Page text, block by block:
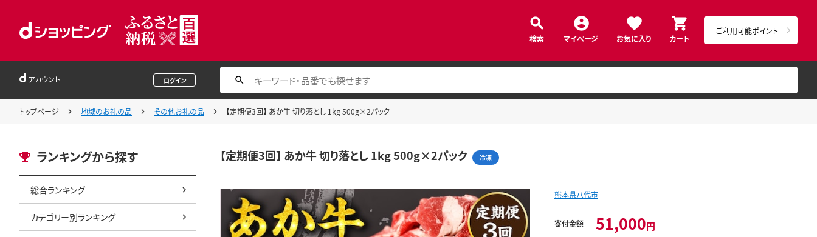
検索 マイページ お気に入り カート
ご利用可能ポイント
アカウント ログイン
トップページ 地域のお礼の品 その他お礼の品 【定期便3回】 あか牛 切り落とし 1kg 500g×2パック
ランキングから探す
総合ランキング
カテゴリー別ランキング
【定期便3回】 あか牛 切り落とし 1kg 500g×2パック 冷凍
熊本県八代市
寄付金額 51,000円